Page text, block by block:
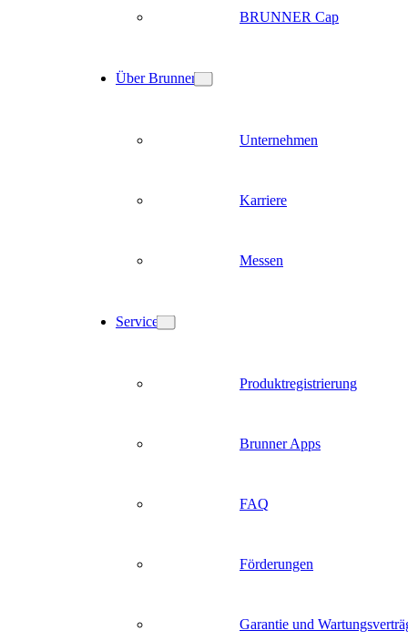
BRUNNER Cap
Über Brunner
Unternehmen
Karriere
Messen
Service
Produktregistrierung
Brunner Apps
FAQ
Förderungen
Garantie und